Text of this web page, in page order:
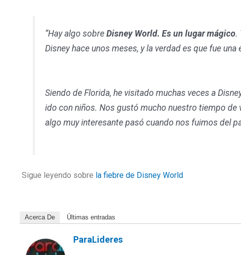
“Hay algo sobreDisney World. Es un lugar mágico.
Disney hace unos meses, y la verdad es que fue
Siendo de Florida, he visitado muchas veces a
ido con niños. Nos gustó mucho nuestro tiempo de
algo muy interesante pasó cuando nos fuimos del
Sigue leyendo sobre la fiebre de Disney World
Acerca De Últimas entradas
ParaLideres